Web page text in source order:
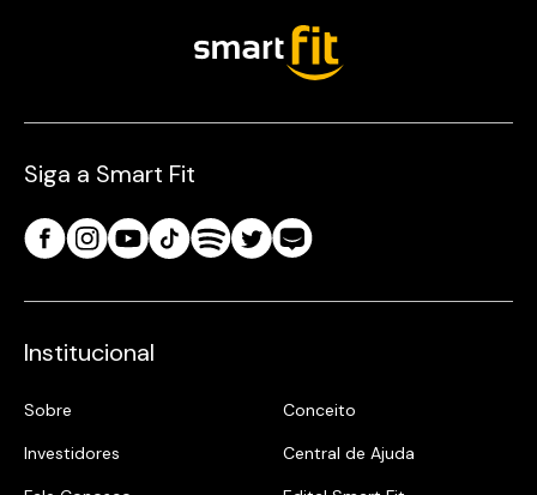
Siga a Smart Fit
Institucional
Sobre
Conceito
Investidores
Central de Ajuda